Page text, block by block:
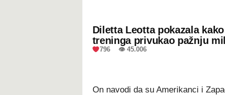
Diletta Leotta pokazala
treninga privukao pažnju
796 👁 45.006
On navodi da su Amerikanci i